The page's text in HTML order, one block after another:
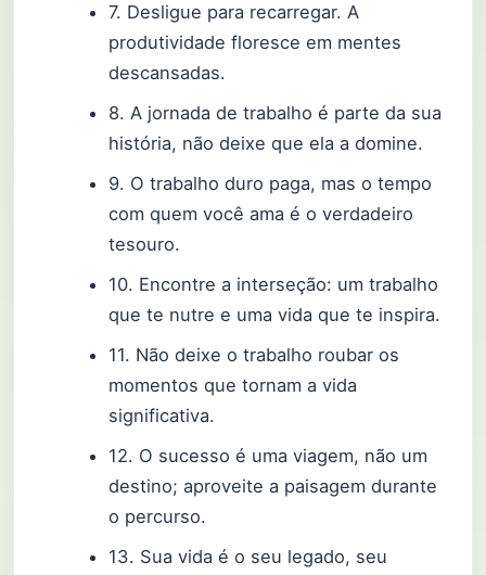
7. Desligue para recarregar. A
produtividade floresce em mentes
descansadas.
8. A jornada de trabalho é parte da sua
história, não deixe que ela a domine.
9. O trabalho duro paga, mas o tempo
com quem você ama é o verdadeiro
tesouro.
10. Encontre a interseção: um trabalho
que te nutre e uma vida que te inspira.
11. Não deixe o trabalho roubar os
momentos que tornam a vida
significativa.
12. O sucesso é uma viagem, não um
destino; aproveite a paisagem durante
o percurso.
13. Sua vida é o seu legado, seu